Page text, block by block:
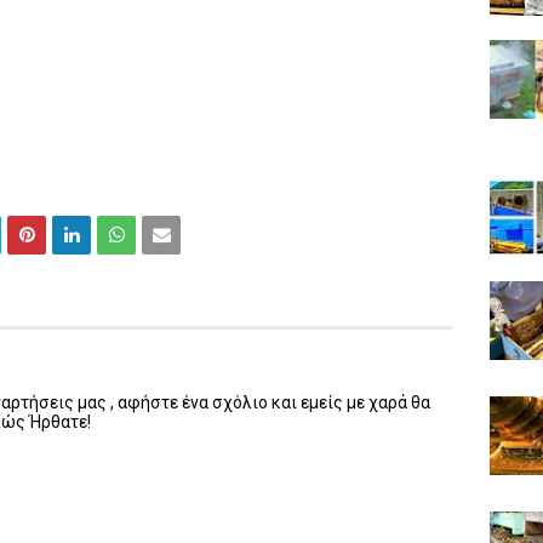
μας , αφήστε ένα σχόλιο και εμείς με χαρά θα
Ήρθατε!